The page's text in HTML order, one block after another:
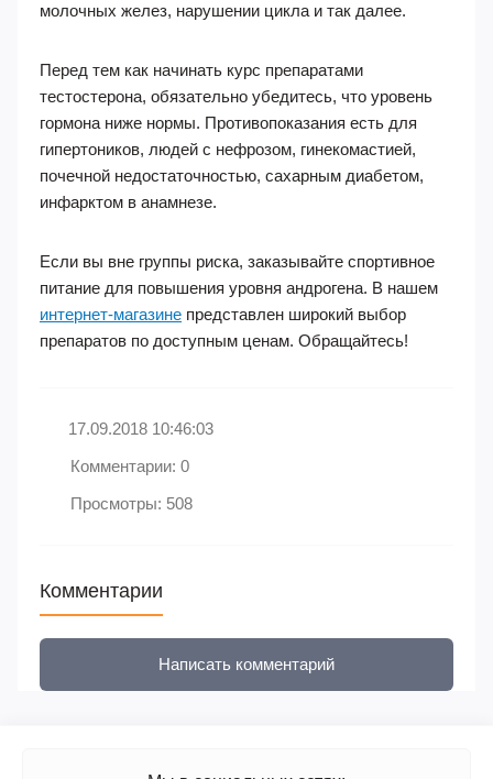
молочных желез, нарушении цикла и так далее.
Перед тем как начинать курс препаратами
тестостерона, обязательно убедитесь, что уровень
гормона ниже нормы. Противопоказания есть для
гипертоников, людей с нефрозом, гинекомастией,
почечной недостаточностью, сахарным диабетом,
инфарктом в анамнезе.
Если вы вне группы риска, заказывайте спортивное
питание для повышения уровня андрогена. В нашем
интернет-магазине представлен широкий выбор
препаратов по доступным ценам. Обращайтесь!
17.09.2018 10:46:03
Комментарии: 0
Просмотры: 508
Комментарии
Написать комментарий